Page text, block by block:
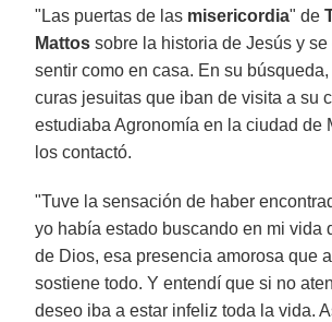
"Las puertas de las misericordia" de
Mattos sobre la historia de Jesús y se
sentir como en casa. En su
curas jesuitas que iban de visita a su
estudiaba Agronomía en la ciudad de
los contactó.
"Tuve la sensación de haber
yo había estado buscando en mi vida
de Dios, esa presencia amorosa que
sostiene todo. Y entendí que si no
deseo iba a estar infeliz toda la vida.